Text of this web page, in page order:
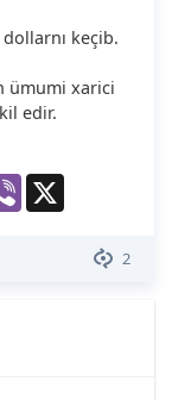
keçib.
ümumi xarici
edir.
Viber
2